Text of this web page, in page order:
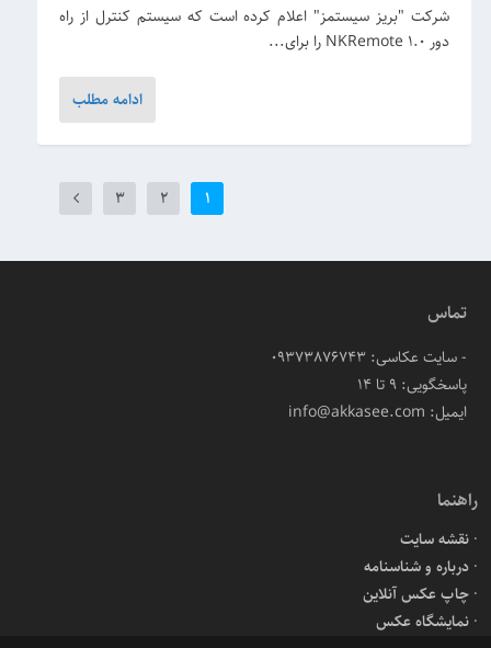
شرکت "بریز سیستمز" اعلام کرده است که سیستم کنترل از راه
دور NKRemote 1.0 را برای...
ادامه مطلب
1
2
3
تماس
- سایت عکاسی: 09373876743
پاسخگویی: ۹ تا ۱۴
ایمیل: info@akkasee.com
راهنما
نقشه سایت
درباره و شناسنامه
چاپ عکس آنلاین
نمایشگاه عکس